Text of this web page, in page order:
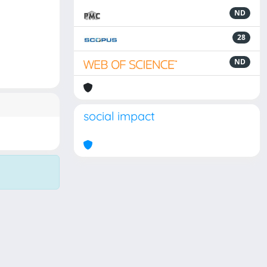
ND
28
ND
social impact